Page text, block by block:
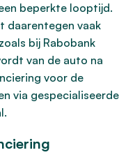
beperkte looptijd.
daarentegen vaak
bij Rabobank
van de auto na
voor de
via gespecialiseerde